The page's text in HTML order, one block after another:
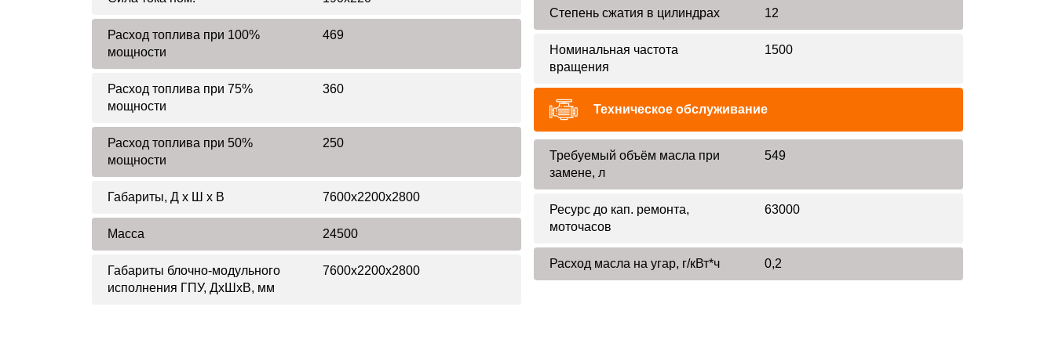
Расход топлива при 100%
мощности
469
Расход топлива при 75%
мощности
360
Расход топлива при 50%
мощности
250
Габариты, Д x Ш x В 7600x2200x2800
Масса 24500
Габариты блочно-модульного
исполнения ГПУ, ДхШхВ, мм
7600x2200x2800
Степень сжатия в цилиндрах 12
Номинальная частота
вращения
1500
Техническое обслуживание
Требуемый объём масла при
замене, л
549
Ресурс до кап. ремонта,
моточасов
63000
Расход масла на угар, г/кВт*ч 0,2